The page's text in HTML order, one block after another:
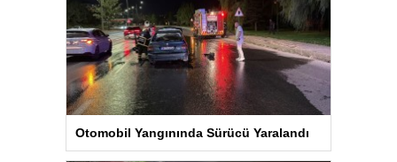
Otomobil Yangınında Sürücü Yaralandı